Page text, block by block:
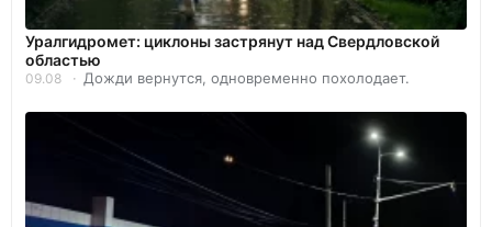
Уралгидромет: циклоны застрянут над Свердловской
областью
09.08 Дожди вернутся, одновременно похолодает.